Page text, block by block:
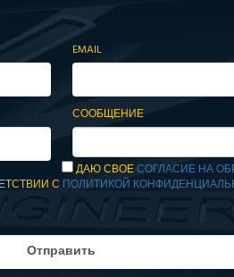
EMAIL
СООБЩЕНИЕ
ДАЮ СВОЕСОГЛАСИЕ НА
С ПОЛИТИКОЙ